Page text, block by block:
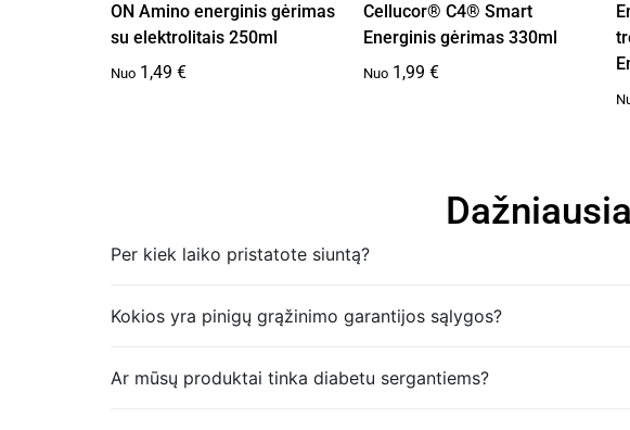
ON Amino energinis gėrimas
su elektrolitais 250ml
Nuo 1,49 €
Cellucor® C4® Smart
Energinis gėrimas 330ml
Nuo 1,99 €
Per kiek laiko pristatote siuntą?
Kokios yra pinigų grąžinimo garantijos sąlygos?
Ar mūsų produktai tinka diabetu sergantiems?